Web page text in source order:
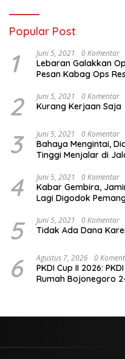
Popular Post
1 Juni 5, 2021 0 Komentar
Lebaran Galakkan
Pesan Kabag Ops
2 Juni 5, 2021 0 Komentar
Kurang Kerjaan Saja
3 Juni 5, 2021 0 Komentar
Bahaya Mengintai,
Tinggi Menjalar di
4 Juni 5, 2021 0 Komentar
Kabar Gembira,
Lagi Digodok
5 Juni 5, 2021 0 Komentar
Tidak Ada Dana
6 Agustus 7, 2026 0
PKDI Cup II 2026:
Rumah Bojonegoro